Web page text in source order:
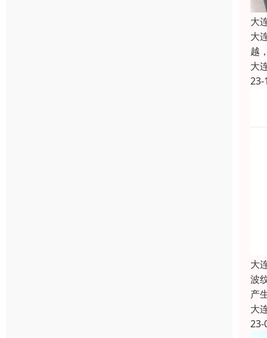
大
大
越
大
23-
大
波
产
大
23-